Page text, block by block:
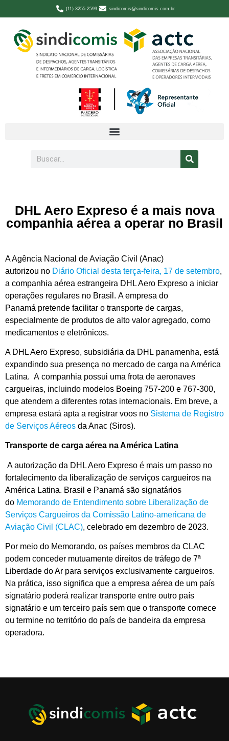
(11) 3255-2599 sindicomis@sindicomis.com.br
DHL Aero Expreso é a mais nova
companhia aérea a operar no Brasil
A Agência Nacional de Aviação Civil (Anac)
autorizou no Diário Oficial desta terça-feira, 17 de setembro,
a companhia aérea estrangeira DHL Aero Expreso a iniciar
operações regulares no Brasil. A empresa do
Panamá pretende facilitar o transporte de cargas,
especialmente de produtos de alto valor agregado, como
medicamentos e eletrônicos.
A DHL Aero Expreso, subsidiária da DHL panamenha, está
expandindo sua presença no mercado de carga na América
Latina. A companhia possui uma frota de aeronaves
cargueiras, incluindo modelos Boeing 757-200 e 767-300,
que atendem a diferentes rotas internacionais. Em breve, a
empresa estará apta a registrar voos no Sistema de Registro
de Serviços Aéreos da Anac (Siros).
Transporte de carga aérea na América Latina
A autorização da DHL Aero Expreso é mais um passo no
fortalecimento da liberalização de serviços cargueiros na
América Latina. Brasil e Panamá são signatários
do Memorando de Entendimento sobre Liberalização de
Serviços Cargueiros da Comissão Latino-americana de
Aviação Civil (CLAC), celebrado em dezembro de 2023.
Por meio do Memorando, os países membros da CLAC
podem conceder mutuamente direitos de tráfego de 7ª
Liberdade do Ar para serviços exclusivamente cargueiros.
Na prática, isso significa que a empresa aérea de um país
signatário poderá realizar transporte entre outro país
signatário e um terceiro país sem que o transporte comece
ou termine no território do país de bandeira da empresa
operadora.